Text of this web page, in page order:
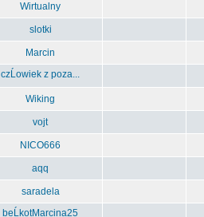
Wirtualny
slotki
Marcin
czĹowiek z poza...
Wiking
vojt
NICO666
aqq
saradela
beĹkotMarcina25